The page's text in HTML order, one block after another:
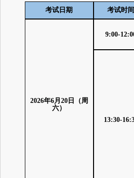
考试日期 考试时间
2026年6月 20 日（周
六）
9:00-
13:30-